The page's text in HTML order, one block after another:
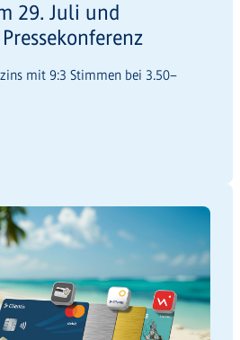
29. Juli und
mit 9:3 Stimmen bei 3.50–